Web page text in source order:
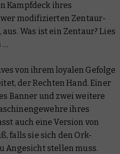
Kampfdeck ihres
modifizierten Zentaur-
, aus. Was ist ein Zentaur? Lies
…
von ihrem loyalen Gefolge
der Rechten Hand. Einer
Banner und zwei weitere
ihres
auch eine Version von
falls sie sich den Ork-
Angesicht stellen muss.